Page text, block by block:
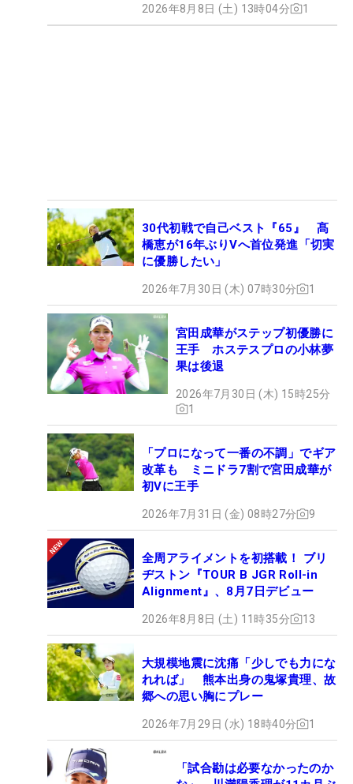
2026年8月8日 (土) 13時04分 1
30代初戦で自己ベスト『65』 髙
橋恵が16年ぶりVへ首位発進「切実
に優勝したい」
2026年7月30日 (木) 07時30分 1
宮田成華がステップ初優勝に
王手 ホステスプロの小林夢
果は後退
2026年7月30日 (木) 15時25分
1
「プロになって一番の不調」でギア
改革も ミニドラ7割で宮田成華が
初Vに王手
2026年7月31日 (金) 08時27分 9
全周アライメントを初搭載！ ブリ
ヂストン『TOUR B JGR Roll-in
Alignment』、8月7日デビュー
2026年8月8日 (土) 11時35分 13
大規模地震に沈痛「少しでも力にな
れれば」 熊本出身の鬼塚貴理、故
郷への思い胸にプレー
2026年7月29日 (水) 18時40分 1
「試合勘は必要なかったのか